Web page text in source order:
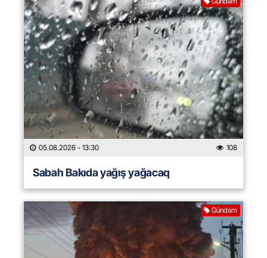
05.08.2026 - 13:30 108
Sabah Bakıda yağış yağacaq
Gündəm